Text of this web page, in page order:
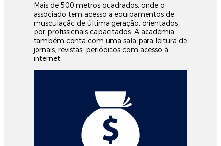
Mais de 500 metros quadrados, onde o
associado tem acesso à equipamentos de
musculação de última geração, orientados
por profissionais capacitados. A academia
também conta com uma sala para leitura de
jornais, revistas, periódicos com acesso à
internet.